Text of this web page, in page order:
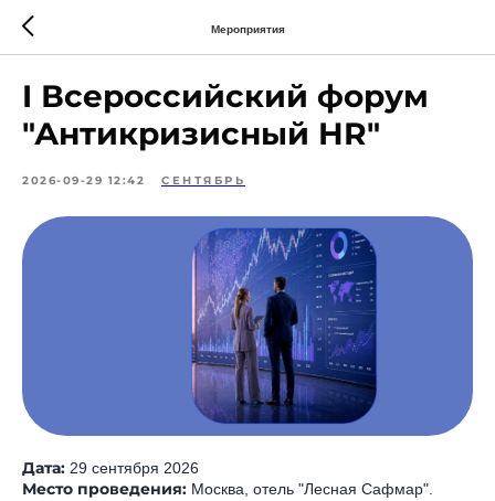
Мероприятия
I Всероссийский форум
"Антикризисный HR"
2026-09-29 12:42 СЕНТЯБРЬ
Дата: 29 сентября 2026
Место проведения: Москва, отель "Лесная Сафмар".